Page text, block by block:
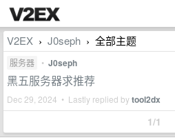
V2EX › J0seph › 全部主题
服务器 • J0seph
黑五服务器求推荐
Dec 29, 2024 • Lastly replied bytool2dx
1/1